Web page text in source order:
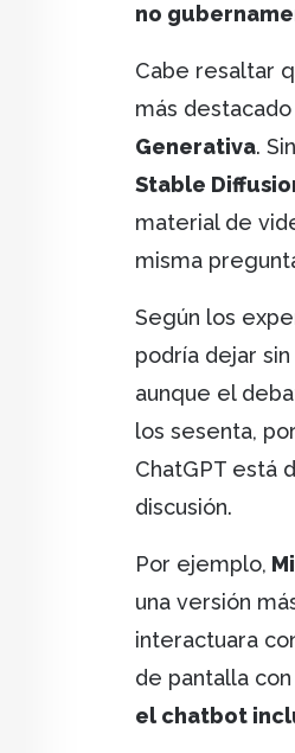
no
Cabe resaltar
más
Generativa.
Stable
material de
misma
Según los
podría dejar
aunque el
los sesenta,
ChatGPT está
discusión.
Por ejemplo,
una versión
interactuara
de pantalla
el chatbot